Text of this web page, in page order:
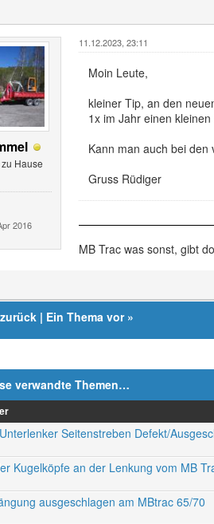
Hause
2016
11.12.2023, 23:11
Moin Leute,
kleiner Tip, an den
1x im Jahr einen
Kann man auch bei
Gruss Rüdiger
MB Trac was sonst, gibt
| Ein Thema vor»
verwandte Themen…
Seitenstreben Defekt/
Kugelköpfe an der Lenkung vom MB
ausgeschlagen am MBtrac 65/70